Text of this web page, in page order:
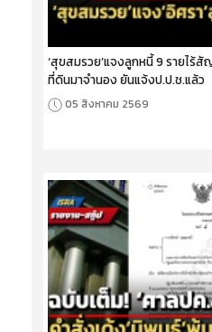
‘สุขสมรวย’แจงลูกหนี้ 9 รายไร้สั
ที่ดินมาจำนอง ยันแจ้งป.ป.ช.แล้ว
05 สิงหาคม 2569